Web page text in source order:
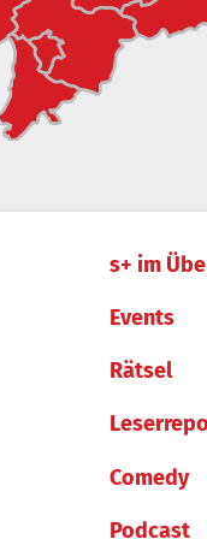
s+ im
Events
Rätsel
Comedy
Podcast